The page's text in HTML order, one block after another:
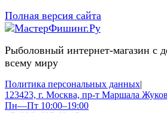
Полная версия сайта
Рыболовный интернет-магазин с
всему миру
Политика персональных данных|
123423, г. Москва, пр-т Маршала
Пн—Пт 10:00–19:00